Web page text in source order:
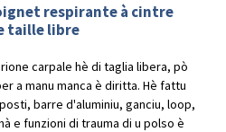
respirante à cintre
taille libre
carpale hè di taglia libera, pò
a manu manca è diritta. Hè fattu
barre d'aluminiu, ganciu, loop,
e funzioni di trauma di u polso è